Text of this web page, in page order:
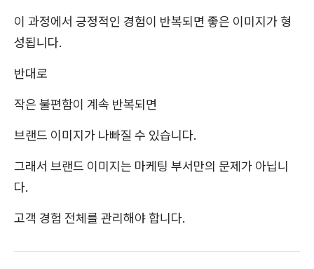
이 과정에서 긍정적인 경험이 반복되면 좋은 이미지가 형
성됩니다.
반대로
작은 불편함이 계속 반복되면
브랜드 이미지가 나빠질 수 있습니다.
그래서 브랜드 이미지는 마케팅 부서만의 문제가 아닙니
다.
고객 경험 전체를 관리해야 합니다.